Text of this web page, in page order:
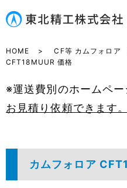
HOME CF等 カムフォロア
CFT18MUUR 価格
※運送費別のホームペー
お見積り依頼できます。
カムフォロア